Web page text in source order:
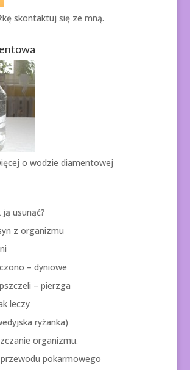
skontaktuj się ze mną.
o wodzie diamentowej
usunąć?
z organizmu
– dyniowe
– pierzga
leczy
ryżanka)
organizmu.
pokarmowego